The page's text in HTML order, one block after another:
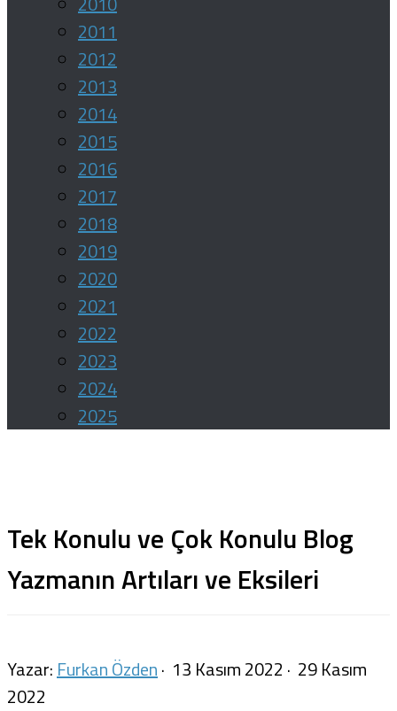
2011
2012
2013
2014
2015
2016
2017
2018
2019
2020
2021
2022
2023
2024
2025
Tek Konulu ve Çok Konulu Blog
Yazmanın Artıları ve Eksileri
Yazar: Furkan Özden· 13 Kasım 2022 · 29 Kasım
2022